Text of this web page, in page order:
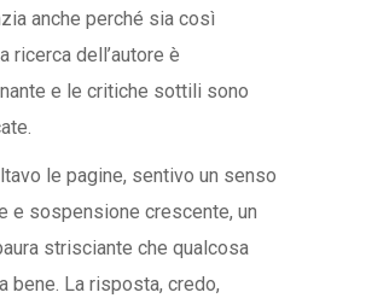
anche perché sia così
ricerca dell’autore è
e le critiche sottili sono
le pagine, sentivo un senso
e sospensione crescente, un
strisciante che qualcosa
bene. La risposta, credo,